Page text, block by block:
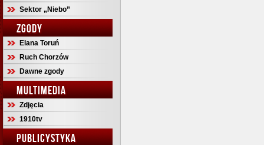
Sektor „Niebo”
ZGODY
Elana Toruń
Ruch Chorzów
Dawne zgody
MULTIMEDIA
Zdjęcia
1910tv
PUBLICYSTYKA